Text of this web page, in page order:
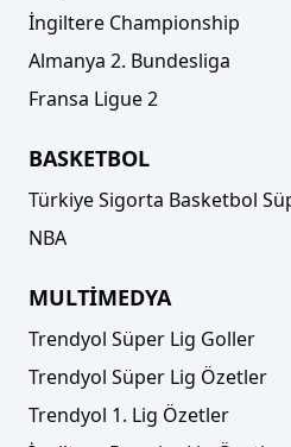
İngiltere Championship
Almanya 2. Bundesliga
Fransa Ligue 2
BASKETBOL
Türkiye Sigorta Basketbol
NBA
MULTİMEDYA
Trendyol Süper Lig Goller
Trendyol Süper Lig Özetler
Trendyol 1. Lig Özetler